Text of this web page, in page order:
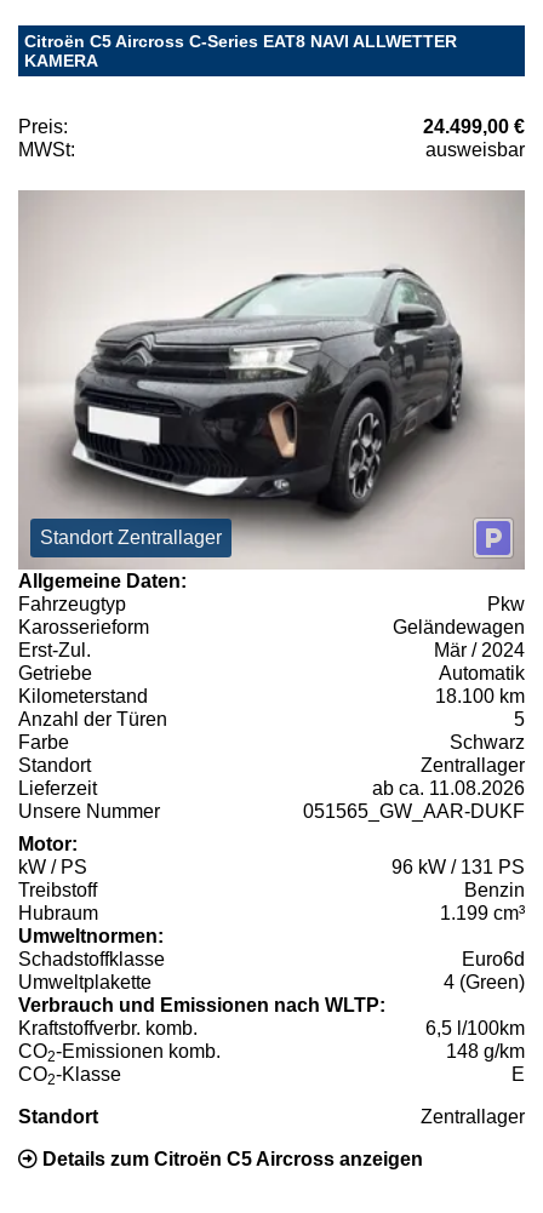
Citroën C5 Aircross C-Series EAT8 NAVI ALLWETTER
KAMERA
Preis:
24.499,00 €
MWSt:
ausweisbar
Standort Zentrallager
Allgemeine Daten:
Fahrzeugtyp
Pkw
Karosserieform
Geländewagen
Erst-Zul.
Mär / 2024
Getriebe
Automatik
Kilometerstand
18.100 km
Anzahl der Türen
5
Farbe
Schwarz
Standort
Zentrallager
Lieferzeit
ab ca. 11.08.2026
Unsere Nummer
051565_GW_AAR-DUKF
Motor:
kW / PS
96 kW / 131 PS
Treibstoff
Benzin
Hubraum
1.199 cm³
Umweltnormen:
Schadstoffklasse
Euro6d
Umweltplakette
4 (Green)
Verbrauch und Emissionen nach WLTP:
Kraftstoffverbr. komb.
6,5 l/100km
CO2-Emissionen komb.
148 g/km
CO2-Klasse E
Standort Zentrallager
Details zum Citroën C5 Aircross anzeigen